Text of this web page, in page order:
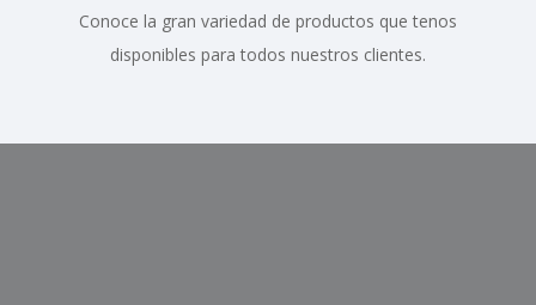
Conoce la gran variedad de productos que tenos
disponibles para todos nuestros clientes.